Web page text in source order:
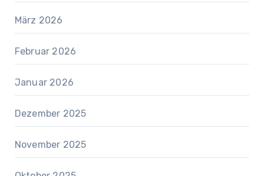
März 2026
Februar 2026
Januar 2026
Dezember 2025
November 2025